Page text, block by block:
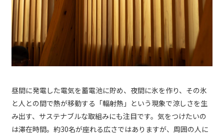
昼間に発電した電気を蓄電池に貯め、夜間に氷を作り、その氷
と人との間で熱が移動する「輻射熱」という現象で涼しさを生
み出す、サステナブルな取組みにも注目です。気をつけたいの
は滞在時間。約30名が座れる広さではありますが、周囲の人に